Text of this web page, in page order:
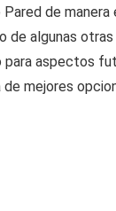
Pared de
de algunas otras
para aspectos
mejores